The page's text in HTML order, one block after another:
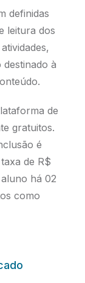
definidas
leitura dos
à
de
gratuitos.
é
de R$
há 02
como